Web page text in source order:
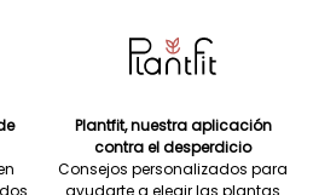
Plantfit, nuestra aplicación
contra el desperdicio
Consejos personalizados para
ayudarte a elegir las plantas